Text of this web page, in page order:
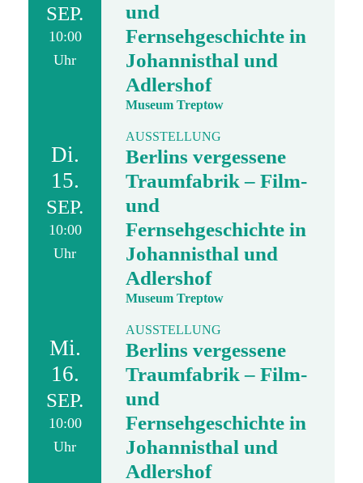
SEP.
10:00
Uhr
und
Fernsehgeschichte in
Johannisthal und
Adlershof
Museum Treptow
Di.
15.
SEP.
10:00
Uhr
AUSSTELLUNG
Berlins vergessene
Traumfabrik – Film-
und
Fernsehgeschichte in
Johannisthal und
Adlershof
Museum Treptow
Mi.
16.
SEP.
10:00
Uhr
AUSSTELLUNG
Berlins vergessene
Traumfabrik – Film-
und
Fernsehgeschichte in
Johannisthal und
Adlershof